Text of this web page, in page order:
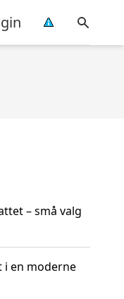
– små valg
en moderne